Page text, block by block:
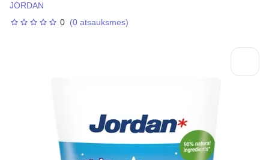
JORDAN
0 (0 atsauksmes)